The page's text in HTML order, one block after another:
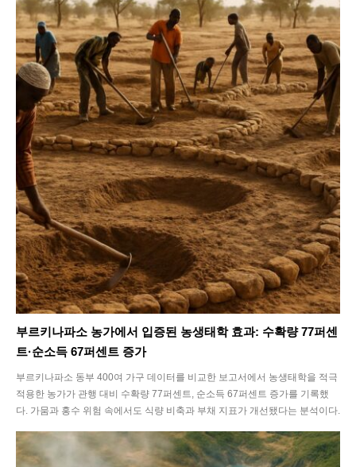
부르키나파소 농가에서 입증된 농생태학 효과: 수확량 77퍼센
트·순소득 67퍼센트 증가
부르키나파소 동부 400여 가구 데이터를 비교한 보고서에서 농생태학을 적극
적용한 농가가 관행 대비 수확량 77퍼센트, 순소득 67퍼센트 증가를 기록했
다. 가뭄과 홍수 위험 속에서도 식량 비축과 부채 지표가 개선됐다는 분석이다.